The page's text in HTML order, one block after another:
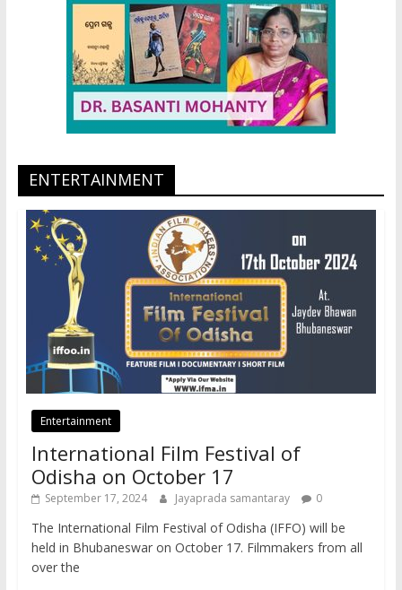
ENTERTAINMENT
Entertainment
International Film Festival of
Odisha on October 17
September 17, 2024 Jayaprada samantaray 0
The International Film Festival of Odisha (IFFO) will be
held in Bhubaneswar on October 17. Filmmakers from all
over the